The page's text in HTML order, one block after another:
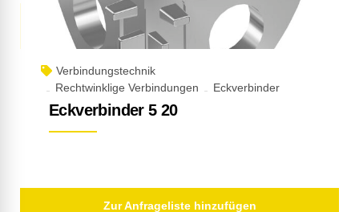
Verbindungstechnik
Rechtwinklige Verbindungen
Eckverbinder
Eckverbinder 5 20
Zur Anfrageliste hinzufügen